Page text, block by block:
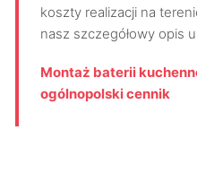
koszty realizacji na
nasz szczegółowy opis
Montaż baterii
ogólnopolski cennik